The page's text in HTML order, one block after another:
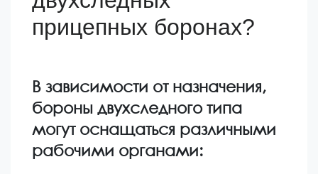
прицепных боронах?
В зависимости от назначения,
бороны двухследного типа
могут оснащаться различными
рабочими органами: